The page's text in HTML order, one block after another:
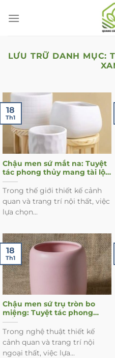
đến
LƯU TRỮ DANH MỤC:
Chậu men sứ mắt na: Tuyệt
tác phong thủy mang tài lộc,
vượng khí vào không gian
sống
Trong thế giới thiết kế cảnh
quan và trang trí nội thất, việc
lựa chọn...
18
Th1
Chậu men sứ trụ tròn bo
miệng: Tuyệt tác phong
thủy cho không gian sống
Trong nghệ thuật thiết kế
cảnh quan và trang trí nội
ngoại thất, việc lựa...
18
Th1